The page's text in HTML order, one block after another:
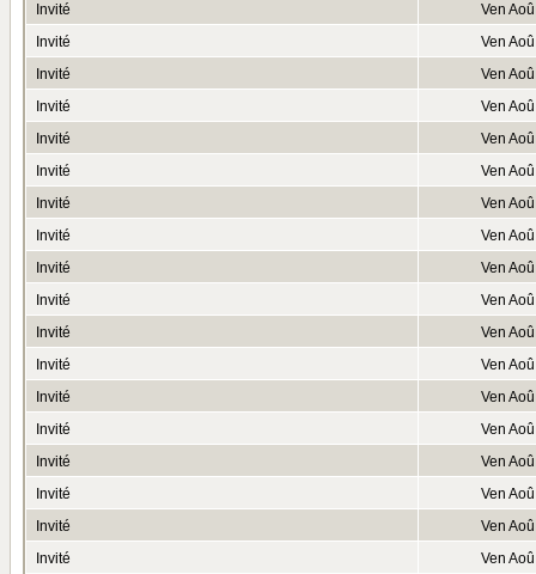
Invité
Ven
Invité
Ven
Invité
Ven
Invité
Ven
Invité
Ven
Invité
Ven
Invité
Ven
Invité
Ven
Invité
Ven
Invité
Ven
Invité
Ven
Invité
Ven
Invité
Ven
Invité
Ven
Invité
Ven
Invité
Ven
Invité
Ven
Invité
Ven